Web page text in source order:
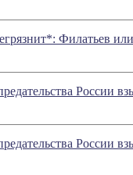
Филатьев